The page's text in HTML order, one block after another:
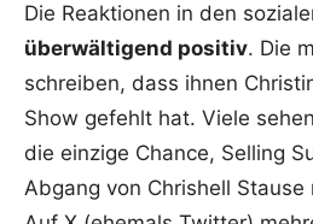
Die Reaktionen in den
überwältigend positiv. Die
schreiben, dass ihnen
Show gefehlt hat. Viele
die einzige Chance, Selling
Abgang von Chrishell